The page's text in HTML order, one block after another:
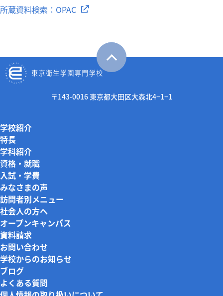
所蔵資料検索：OPAC
〒143-0016 東京都大田区大森北4−1−1
学校紹介
特長
学科紹介
資格・就職
入試・学費
みなさまの声
訪問者別メニュー
社会人の方へ
オープンキャンパス
資料請求
お問い合わせ
学校からのお知らせ
ブログ
よくある質問